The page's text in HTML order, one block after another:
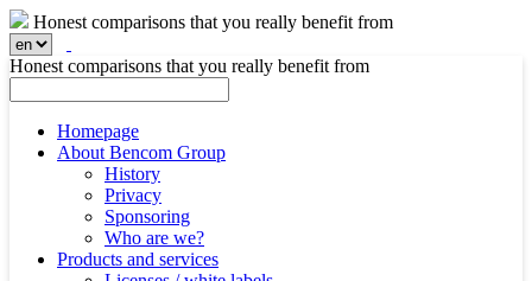
Honest comparisons that you really benefit from
Honest comparisons that you really benefit from
Homepage
About Bencom Group
History
Privacy
Sponsoring
Who are we?
Products and services